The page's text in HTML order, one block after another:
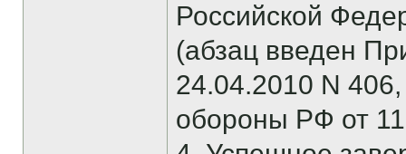
Российской
(абзац введен
24.04.2010 N
обороны РФ от